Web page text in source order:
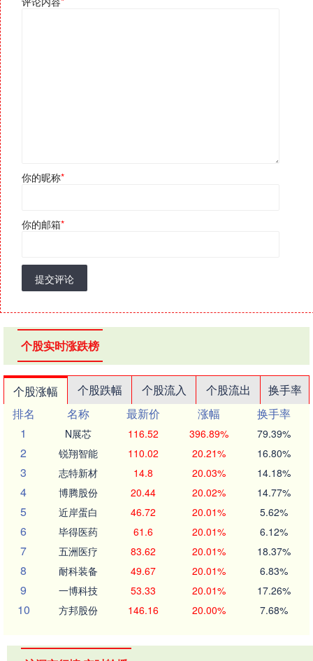
你的昵称*
你的邮箱*
提交评论
个股实时涨跌榜
个股涨幅 个股跌幅 个股流入 个股流出
换手率
排名
名称 最新价 涨幅
换手率
1
N展芯 116.52 396.89% 79.39%
2 锐翔智能 110.02 20.21% 16.80%
3 志特新材 14.8 20.03% 14.18%
4 博腾股份 20.44 20.02% 14.77%
5 近岸蛋白 46.72 20.01% 5.62%
6 毕得医药 61.6 20.01% 6.12%
7 五洲医疗 83.62 20.01% 18.37%
8 耐科装备 49.67 20.01% 6.83%
9 一博科技 53.33 20.01% 17.26%
10 方邦股份 146.16 20.00% 7.68%